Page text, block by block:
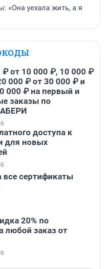
«Она уехала жить, а я
от 10 000 ₽, 10 000 ₽
000 ₽ от 30 000 ₽ и
000 ₽ на первый и
заказы по
доступа к
для новых
все сертификаты
20% по
любой заказ от